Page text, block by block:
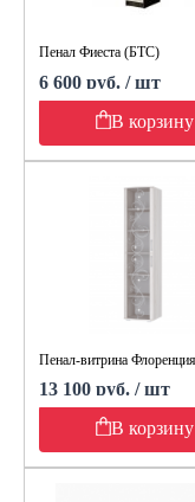
Пенал Фиеста (БТС)
6 600 руб. / шт
В корзину
Пенал-витрина
13 100 руб. / шт
В корзину